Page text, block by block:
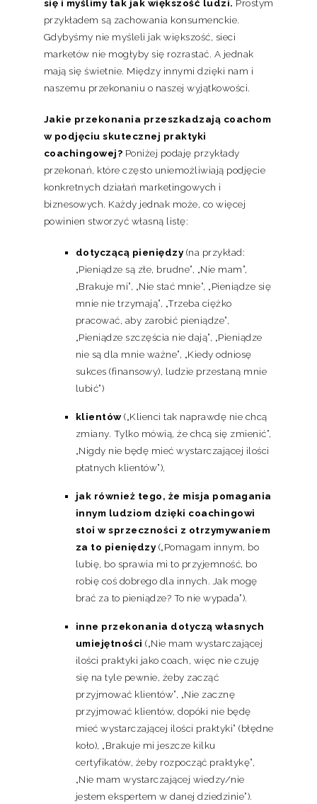
się i myślimy tak jak większość ludzi. Prostym
przykładem są zachowania konsumenckie.
Gdybyśmy nie myśleli jak większość, sieci
marketów nie mogłyby się rozrastać. A jednak
mają się świetnie. Między innymi dzięki nam i
naszemu przekonaniu o naszej wyjątkowości.
Jakie przekonania przeszkadzają coachom
w podjęciu skutecznej praktyki
coachingowej? Poniżej podaję przykłady
przekonań, które często uniemożliwiają podjęcie
konkretnych działań marketingowych i
biznesowych. Każdy jednak może, co więcej
powinien stworzyć własną listę:
dotyczącą pieniędzy(na przykład:
„Pieniądze są złe, brudne”, „Nie mam”,
„Brakuje mi”, „Nie stać mnie”, „Pieniądze się
mnie nie trzymają”, „Trzeba ciężko
pracować, aby zarobić pieniądze”,
„Pieniądze szczęścia nie dają”, „Pieniądze
nie są dla mnie ważne”, „Kiedy odniosę
sukces (finansowy), ludzie przestaną mnie
lubić”)
klientów(„Klienci tak naprawdę nie chcą
zmiany. Tylko mówią, że chcą się zmienić”,
„Nigdy nie będę mieć wystarczającej ilości
płatnych klientów”),
jak również tego, że misja pomagania
innym ludziom dzięki coachingowi
stoi w sprzeczności z otrzymywaniem
za to pieniędzy(„Pomagam innym, bo
lubię, bo sprawia mi to przyjemność, bo
robię coś dobrego dla innych. Jak mogę
brać za to pieniądze? To nie wypada”).
inne przekonania dotyczą własnych
umiejętności („Nie mam wystarczającej
ilości praktyki jako coach, więc nie czuję
się na tyle pewnie, żeby zacząć
przyjmować klientów”, „Nie zacznę
przyjmować klientów, dopóki nie będę
mieć wystarczającej ilości praktyki” (błędne
koło), „Brakuje mi jeszcze kilku
certyfikatów, żeby rozpocząć praktykę”,
„Nie mam wystarczającej wiedzy/nie
jestem ekspertem w danej dziedzinie”).